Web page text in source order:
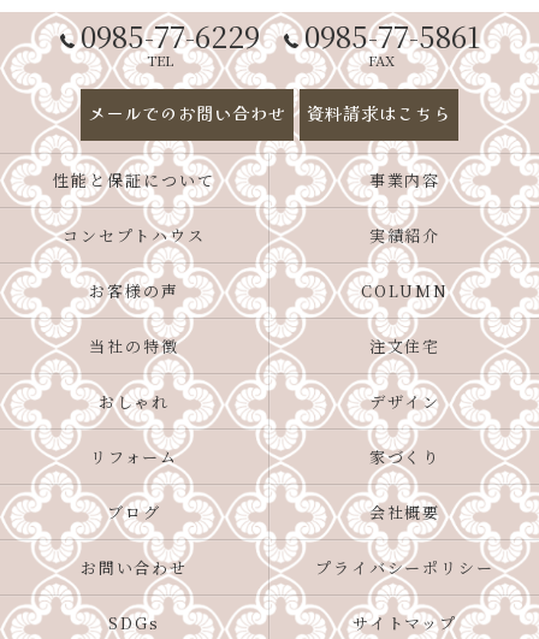
0985-77-6229
TEL
0985-77-5861
FAX
メールでのお問い合わせ 資料請求はこちら
性能と保証について 事業内容
コンセプトハウス 実績紹介
お客様の声 COLUMN
当社の特徴 注文住宅
おしゃれ デザイン
リフォーム 家づくり
ブログ 会社概要
お問い合わせ プライバシーポリシー
SDGs サイトマップ